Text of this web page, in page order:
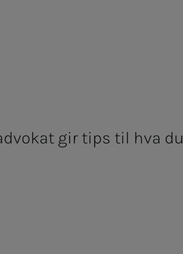
gir tips til hva du